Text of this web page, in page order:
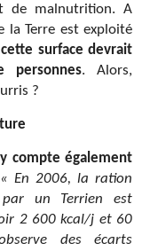
de malnutrition. A
la Terre est exploité
cette surface devrait
. Alors,
?
compte également
« En 2006, la ration
par un Terrien est
2 600 kcal/j et 60
des écarts